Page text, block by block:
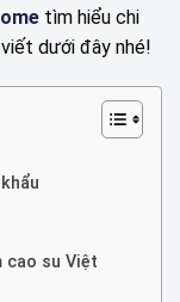
tìm hiểu chi
dưới đây nhé!
cao su Việt